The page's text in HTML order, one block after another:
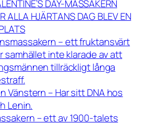
DAY-MASSAKERN
ALLA HJÄRTANS DAG BLEV EN
– ett fruktansvärt
samhället inte klarade av att
tillräckligt långa
Vänstern – Har sitt DNA hos
Lenin.
– ett av 1900-talets